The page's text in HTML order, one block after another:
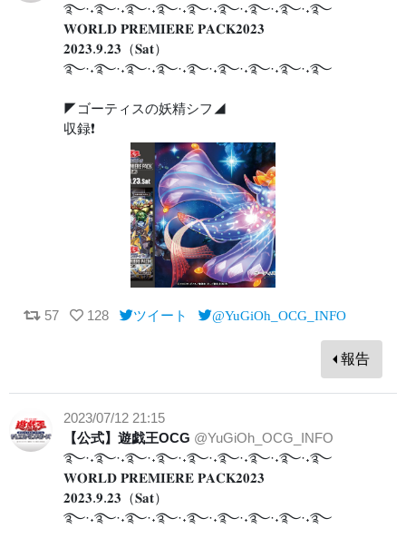
࿐·˖࿐·˖࿐·˖࿐·˖࿐·˖࿐·˖࿐·˖࿐·˖࿐
𝐖𝐎𝐑𝐋𝐃 𝐏𝐑𝐄𝐌𝐈𝐄𝐑𝐄 𝐏𝐀𝐂𝐊𝟐𝟎𝟐𝟑
𝟐𝟎𝟐𝟑.𝟗.𝟐𝟑（𝐒𝐚𝐭）
࿐·˖࿐·˖࿐·˖࿐·˖࿐·˖࿐·˖࿐·˖࿐·˖࿐
◤ゴーティスの妖精シフ◢
収録❗️
57 128 ツイート @YuGiOh_OCG_INFO
報告
2023/07/12 21:15
【公式】遊戯王OCG @YuGiOh_OCG_INFO
࿐·˖࿐·˖࿐·˖࿐·˖࿐·˖࿐·˖࿐·˖࿐·˖࿐
𝐖𝐎𝐑𝐋𝐃 𝐏𝐑𝐄𝐌𝐈𝐄𝐑𝐄 𝐏𝐀𝐂𝐊𝟐𝟎𝟐𝟑
𝟐𝟎𝟐𝟑.𝟗.𝟐𝟑（𝐒𝐚𝐭）
࿐·˖࿐·˖࿐·˖࿐·˖࿐·˖࿐·˖࿐·˖࿐·˖࿐